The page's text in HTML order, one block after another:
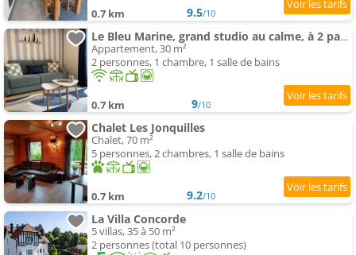
0.7 km 9.5/10
Le Bleu Marine, grand studio au calme, à 2 pas du lac !
Appartement, 30 m²
2 personnes, 1 chambre, 1 salle de bains
0.7 km 9/10
Chalet Les Jonquilles
Chalet, 70 m²
5 personnes, 2 chambres, 1 salle de bains
0.7 km 9.2/10
La Villa Concorde
5 villas, 35 à 50 m²
2 personnes (total 10 personnes)